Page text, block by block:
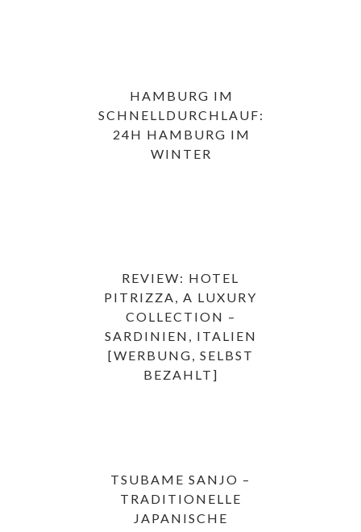
HAMBURG IM
SCHNELLDURCHLAUF:
24H HAMBURG IM
WINTER
REVIEW: HOTEL
PITRIZZA, A LUXURY
COLLECTION –
SARDINIEN, ITALIEN
[WERBUNG, SELBST
BEZAHLT]
TSUBAME SANJO –
TRADITIONELLE
JAPANISCHE